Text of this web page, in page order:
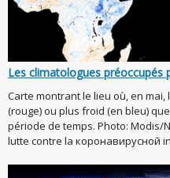
Les climatologues préoccupés
Carte montrant le lieu où, en
(rouge) ou plus froid (en bleu)
période de temps. Photo: Modis/
lutte contre la коронавирусной